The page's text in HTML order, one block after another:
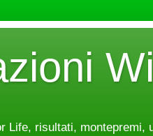
Life, risultati,